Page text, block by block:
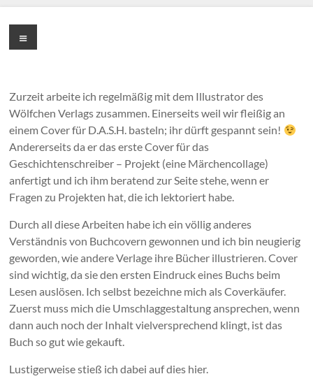
Inhalt
springenCornelia
Menü
Zurzeit arbeite ich regelmäßig mit dem Illustrator des
Wölfchen Verlags zusammen. Einerseits weil wir fleißig an
einem Cover für D.A.S.H. basteln; ihr dürft gespannt sein!
Andererseits da er das erste Cover für das
Geschichtenschreiber – Projekt (eine Märchencollage)
anfertigt und ich ihm beratend zur Seite stehe, wenn er
Fragen zu Projekten hat, die ich lektoriert habe.
Durch all diese Arbeiten habe ich ein völlig anderes
Verständnis von Buchcovern gewonnen und ich bin neugierig
geworden, wie andere Verlage ihre Bücher illustrieren. Cover
sind wichtig, da sie den ersten Eindruck eines Buchs beim
Lesen auslösen. Ich selbst bezeichne mich als Coverkäufer.
Zuerst muss mich die Umschlaggestaltung ansprechen, wenn
dann auch noch der Inhalt vielversprechend klingt, ist das
Buch so gut wie gekauft.
Lustigerweise stieß ich dabei auf dies hier.